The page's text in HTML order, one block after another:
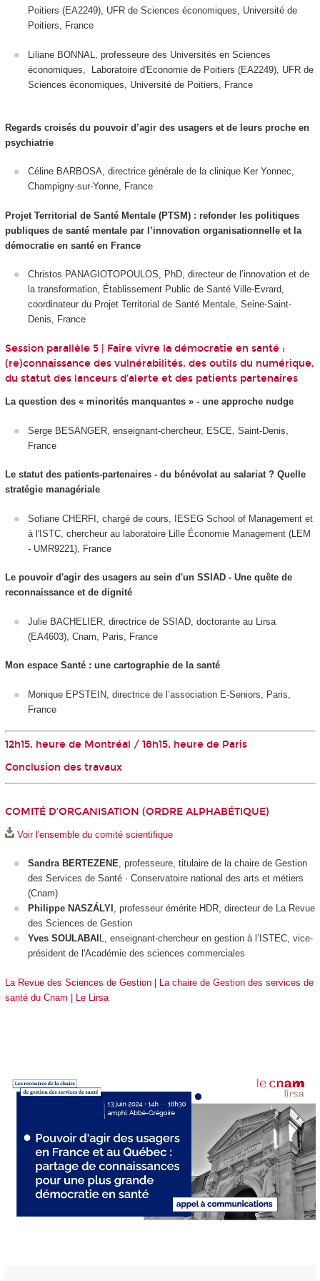
Poitiers (EA2249), UFR de Sciences économiques, Université de
Poitiers, France
Liliane BONNAL, professeure des Universités en Sciences
économiques, Laboratoire d'Economie de Poitiers (EA2249), UFR de
Sciences économiques, Université de Poitiers, France
Regards croisés du pouvoir d’agir des usagers et de leurs proche en
psychiatrie
Céline BARBOSA, directrice générale de la clinique Ker Yonnec,
Champigny-sur-Yonne, France
Projet Territorial de Santé Mentale (PTSM) : refonder les politiques
publiques de santé mentale par l’innovation organisationnelle et la
démocratie en santé en France
Christos PANAGIOTOPOULOS, PhD, directeur de l’innovation et de
la transformation, Établissement Public de Santé Ville-Evrard,
coordinateur du Projet Territorial de Santé Mentale, Seine-Saint-
Denis, France
Session parallèle 5 | Faire vivre la démocratie en santé :
(re)connaissance des vulnérabilités, des outils du numérique,
du statut des lanceurs d’alerte et des patients partenaires
La question des « minorités manquantes » - une approche nudge
Serge BESANGER, enseignant-chercheur, ESCE, Saint-Denis,
France
Le statut des patients-partenaires - du bénévolat au salariat ? Quelle
stratégie managériale
Sofiane CHERFI, chargé de cours, IESEG School of Management et
à l'ISTC, chercheur au laboratoire Lille Économie Management (LEM
- UMR9221), France
Le pouvoir d'agir des usagers au sein d'un SSIAD - Une quête de
reconnaissance et de dignité
Julie BACHELIER, directrice de SSIAD, doctorante au Lirsa
(EA4603), Cnam, Paris, France
Mon espace Santé : une cartographie de la santé
Monique EPSTEIN, directrice de l’association E-Seniors, Paris,
France
12h15, heure de Montréal / 18h15, heure de Paris
Conclusion des travaux
COMITÉ D’ORGANISATION (ORDRE ALPHABÉTIQUE)
Voir l'ensemble du comité scientifique
Sandra BERTEZENE, professeure, titulaire de la chaire de Gestion
des Services de Santé · Conservatoire national des arts et métiers
(Cnam)
Philippe NASZÁLYI , professeur émérite HDR, directeur de La Revue
des Sciences de Gestion
Yves SOULABAI L, enseignant-chercheur en gestion à l’ISTEC, vice-
président de l'Académie des sciences commerciales
La Revue des Sciences de Gestion| La chaire de Gestion des services de
santé du Cnam | Le Lirsa